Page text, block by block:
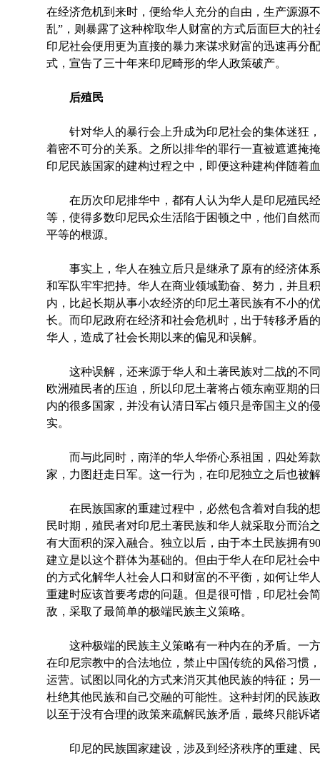
在经济危机到来时，便给华人充分的自由，生产源源
乱”，则暴露了这种榨取华人财富的方式后面巨大的社
印尼社会便用更为直接的暴力来谋求财富的迅速再分
式，宣告了三十年来印尼畸形的华人政策破产。
后殖民
针对华人的暴行会上升成为印尼社会的集体迷狂，
着密不可分的关系。之所以排华的罪行一直被遮遮掩
印尼民族国家的建构过程之中，即便这种建构伴随着
在历次印尼排华中，都有人认为华人是印尼殖民经
等，使得多数印尼民众生活陷于困顿之中，他们自然
平等的根源。
事实上，华人在独立后只是继承了原有的经济体系
和军队牢牢把持。华人在商业领域勤奋、努力，并且
内，比起长期从事小农经济的印尼土著民族有不小的
长。而印尼政府在经济和社会危机时，出于转移矛盾
华人，造成了社会长期以来的偏见和误解。
这种误解，还来源于华人和土著民族对二战的不同
欧洲殖民者的压迫，所以印尼土著将占领东南亚期的
内的很多国家，并没有认清日军占领只是帝国主义的
实。
而与此同时，南洋的华人华侨心系祖国，四处筹款
家，力图赶走日军。这一行为，在印尼独立之后也被
在民族国家的重建过程中，必然包含着对自我的想
民时期，殖民者对印尼土著民族和华人就采取分而治
有大面积的深入融合。独立以后，由于本土民族拥有
建立是以这个群体为基础的。但由于华人在印尼社会
的方式化解华人社会人口和财富的不平衡，如何让华
重建时应该首要考虑的问题。但是很可惜，印尼社会
敌，采取了最简单的极端民族主义策略。
这种极端的民族主义策略有一种内在的矛盾。一方
在印尼宗教中的合法地位，禁止中国传统的风俗习惯
运营。试图以同化的方式来消灭其他民族的特征；另
杜绝其他民族和自己交融的可能性。这种封闭的民族
以至于没有合理的政策来疏解民族矛盾，最终只能诉
印尼的民族国家建设，涉及到经济秩序的重建、民